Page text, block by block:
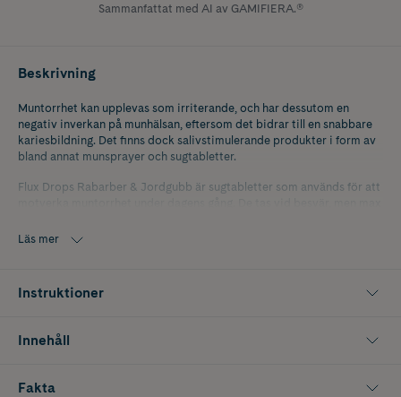
Sammanfattat med AI av GAMIFIERA.®
Beskrivning
Muntorrhet kan upplevas som irriterande, och har dessutom en
negativ inverkan på munhälsan, eftersom det bidrar till en snabbare
kariesbildning. Det finns dock salivstimulerande produkter i form av
bland annat munsprayer och sugtabletter.
Flux Drops Rabarber & Jordgubb är sugtabletter som används för att
men är sockerfria, för att bistå munhälsan. Dessutom innehåller de
Förpackningen innehåller 30 st. sugtabletter.
Läs mer
Instruktioner
Innehåll
Fakta